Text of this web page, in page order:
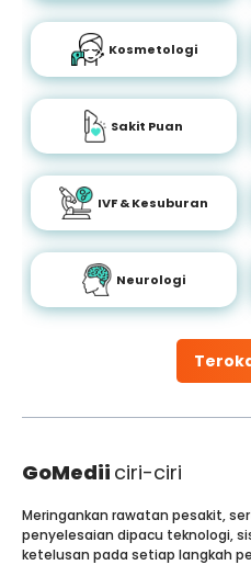
Kosmetologi
Sakit Puan
IVF & Kesuburan
Neurologi
GoMedii ciri-ciri
Meringankan rawatan pesakit,
penyelesaian dipacu teknologi,
ketelusan pada setiap langkah